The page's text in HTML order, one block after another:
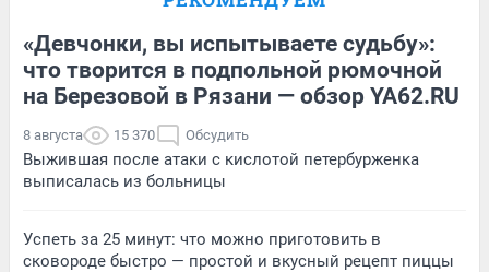
«Девчонки, вы испытываете судьбу»:
что творится в подпольной рюмочной
на Березовой в Рязани — обзор YA62.RU
8 августа 15 370 Обсудить
Выжившая после атаки с кислотой петербурженка
выписалась из больницы
Успеть за 25 минут: что можно приготовить в
сковороде быстро — простой и вкусный рецепт пиццы